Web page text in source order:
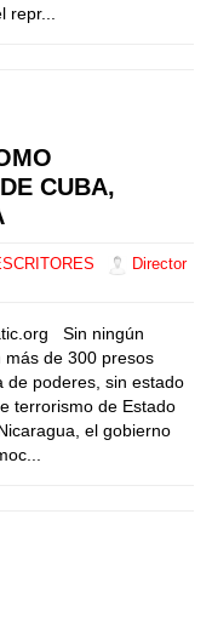
CUBA,
Director
Sin ningún
más de 300 presos
de poderes, sin estado
terrorismo de Estado
el gobierno